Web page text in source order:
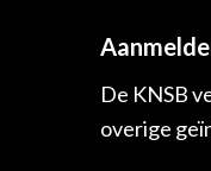
De KNSB
overige